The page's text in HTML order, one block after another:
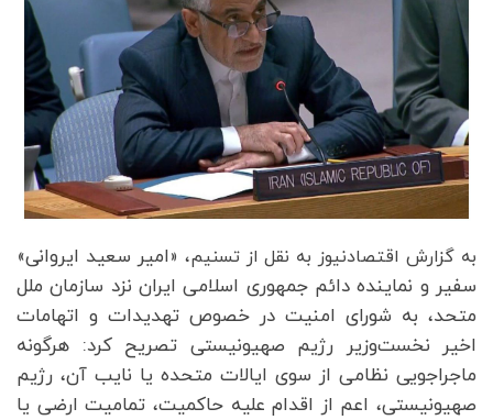
به گزارش اقتصادنیوز به نقل از تسنیم، «امیر سعید ایروانی»
سفیر و نماینده دائم جمهوری اسلامی ایران نزد سازمان ملل
متحد، به شورای امنیت در خصوص تهدیدات و اتهامات
اخیر نخست‌وزیر رژیم صهیونیستی تصریح کرد: هرگونه
ماجراجویی نظامی از سوی ایالات متحده یا نایب آن، رژیم
صهیونیستی، اعم از اقدام علیه حاکمیت، تمامیت ارضی یا